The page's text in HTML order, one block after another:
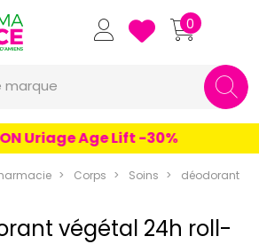
Pharmaforce Grande Pharmacie
0
marque
Uriage Age Lift -30%
Corps Soins déodorant
végétal 24h roll-